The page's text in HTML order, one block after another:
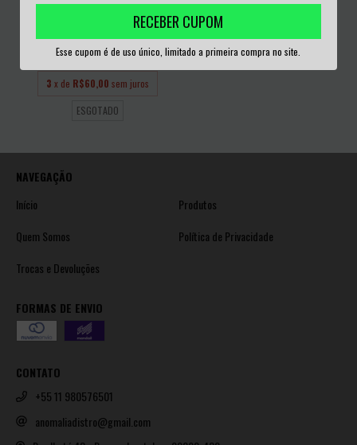
RECEBER CUPOM
Esse cupom é de uso único, limitado a primeira compra no site.
BOOZE & GLORY - CARRY ON /
R$180,00
3 x de R$60,00 sem juros
ESGOTADO
NAVEGAÇÃO
Início
Produtos
Quem Somos
Política de Privacidade
Trocas e Devoluções
FORMAS DE ENVIO
CONTATO
+55 11 980576501
anomaliadistro@gmail.com